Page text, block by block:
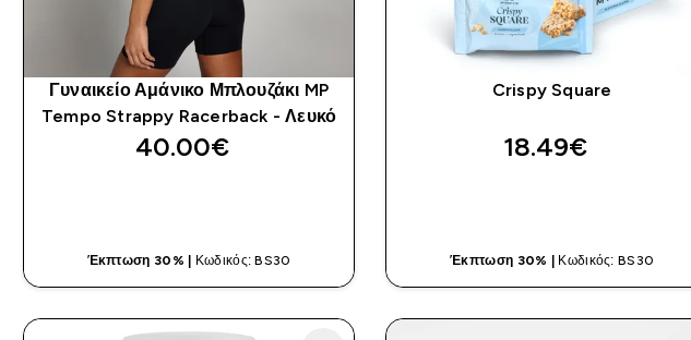
Γυναικείο Αμάνικο Μπλουζάκι MP
Tempo Strappy Racerback - Λευκό
40.00€‎
Έκπτωση 30% | Κωδικός: BS30
Crispy Square
18.49€‎
Έκπτωση 30% | Κωδικός: BS30